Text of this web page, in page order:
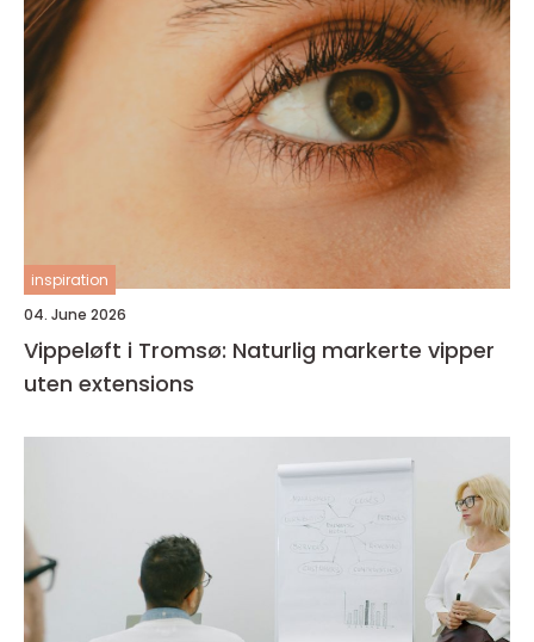
inspiration
04. June 2026
Vippeløft i Tromsø: Naturlig markerte vipper
uten extensions